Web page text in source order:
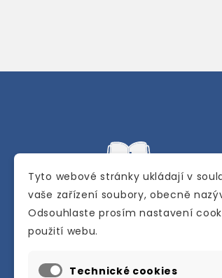
Internetové a
anglického jazyka.
Tyto webové stránky ukládají v
vaše zařízení soubory, obecně
Odsouhlaste prosím nastavení
použití webu.
Technické cookies